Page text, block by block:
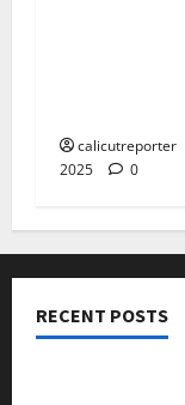
calicutreporter
2025
0
RECENT POSTS